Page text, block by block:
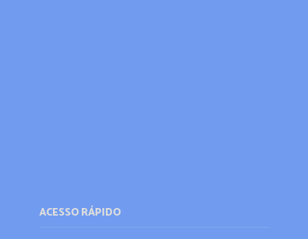
ACESSO RÁPIDO